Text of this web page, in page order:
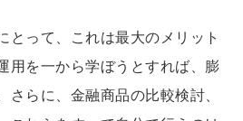
とって、これは最大のメリット
用を一から学ぼうとすれば、膨
さらに、金融商品の比較検討、